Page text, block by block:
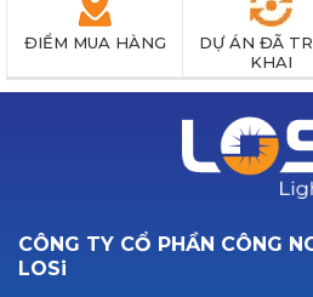
ĐIỂM MUA HÀNG
DỰ ÁN ĐÃ
KHAI
CÔNG TY CỔ PHẦN CÔNG
LOSi